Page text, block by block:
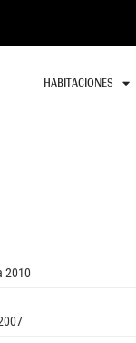
HABITACIONES
2010